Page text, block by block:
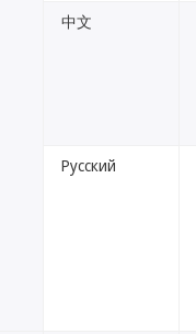
中文
Русский